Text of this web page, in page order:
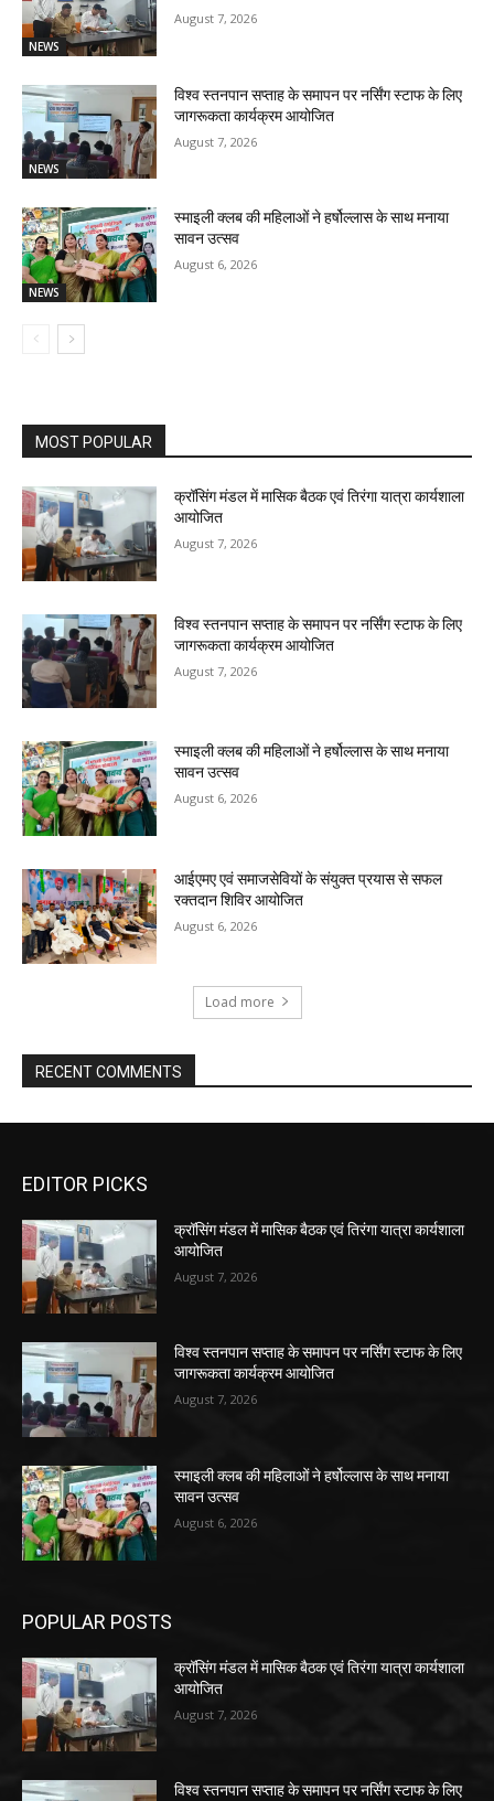
NEWS
August 7, 2026
NEWS
विश्व स्तनपान सप्ताह के समापन पर नर्सिंग स्टाफ के लिए
जागरूकता कार्यक्रम आयोजित
August 7, 2026
NEWS
स्माइली क्लब की महिलाओं ने हर्षोल्लास के साथ मनाया
सावन उत्सव
August 6, 2026
MOST POPULAR
क्रॉसिंग मंडल में मासिक बैठक एवं तिरंगा यात्रा कार्यशाला
आयोजित
August 7, 2026
विश्व स्तनपान सप्ताह के समापन पर नर्सिंग स्टाफ के लिए
जागरूकता कार्यक्रम आयोजित
August 7, 2026
स्माइली क्लब की महिलाओं ने हर्षोल्लास के साथ मनाया
सावन उत्सव
August 6, 2026
आईएमए एवं समाजसेवियों के संयुक्त प्रयास से सफल
रक्तदान शिविर आयोजित
August 6, 2026
Load more
RECENT COMMENTS
EDITOR PICKS
क्रॉसिंग मंडल में मासिक बैठक एवं तिरंगा यात्रा कार्यशाला
आयोजित
August 7, 2026
विश्व स्तनपान सप्ताह के समापन पर नर्सिंग स्टाफ के लिए
जागरूकता कार्यक्रम आयोजित
August 7, 2026
स्माइली क्लब की महिलाओं ने हर्षोल्लास के साथ मनाया
सावन उत्सव
August 6, 2026
POPULAR POSTS
क्रॉसिंग मंडल में मासिक बैठक एवं तिरंगा यात्रा कार्यशाला
आयोजित
August 7, 2026
विश्व स्तनपान सप्ताह के समापन पर नर्सिंग स्टाफ के लिए